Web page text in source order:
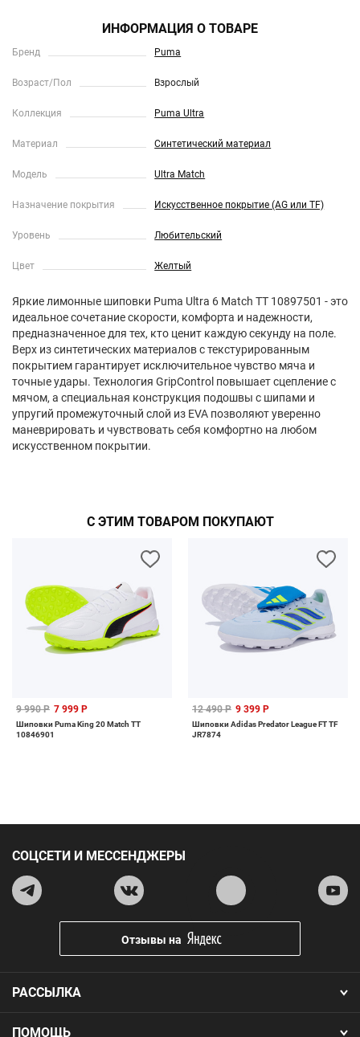
ИНФОРМАЦИЯ О ТОВАРЕ
Бренд Puma
Возраст/Пол Взрослый
Коллекция Puma Ultra
Материал Синтетический материал
Модель Ultra Match
Назначение покрытия Искусственное покрытие (AG или TF)
Уровень Любительский
Цвет Желтый
Яркие лимонные шиповки Puma Ultra 6 Match TT 10897501 - это
идеальное сочетание скорости, комфорта и надежности,
предназначенное для тех, кто ценит каждую секунду на поле.
Верх из синтетических материалов с текстурированным
покрытием гарантирует исключительное чувство мяча и
точные удары. Технология GripControl повышает сцепление с
мячом, а специальная конструкция подошвы с шипами и
упругий промежуточный слой из EVA позволяют уверенно
маневрировать и чувствовать себя комфортно на любом
искусственном покрытии.
С ЭТИМ ТОВАРОМ ПОКУПАЮТ
9 990 Р 7 999 Р
Шиповки Puma King 20 Match TT
10846901
12 490 Р 9 399 Р
Шиповки Adidas Predator League FT TF
JR7874
ПОМОЩЬ
РАССЫЛКА
СОЦСЕТИ И МЕССЕНДЖЕРЫ
Отзывы на